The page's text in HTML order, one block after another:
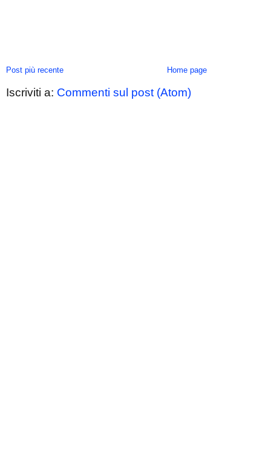
Post più recente Home page
Iscriviti a: Commenti sul post (Atom)